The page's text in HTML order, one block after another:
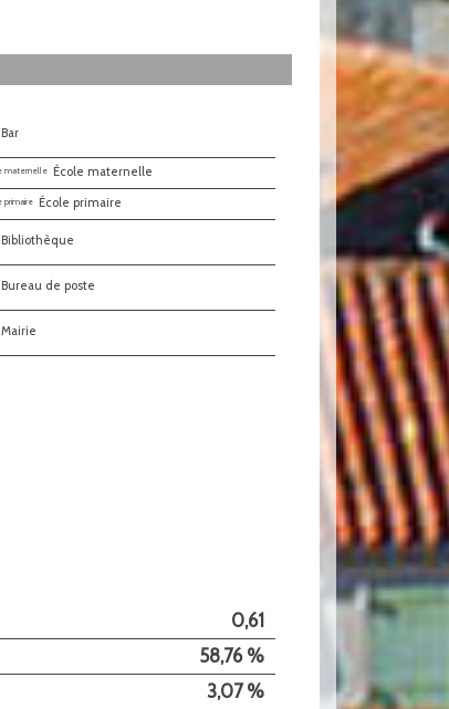
Bar
École maternelle
École primaire
Bibliothèque
Bureau de poste
Mairie
0,61
58,76 %
3,07 %